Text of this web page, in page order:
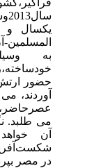
یکسال و
به
حضور ارتش
آوردند، می
می طلبد.
آن
در مصر